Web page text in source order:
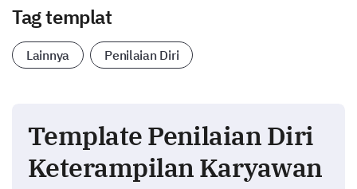
Tag templat
Lainnya Penilaian Diri
Template Penilaian Diri
Keterampilan Karyawan